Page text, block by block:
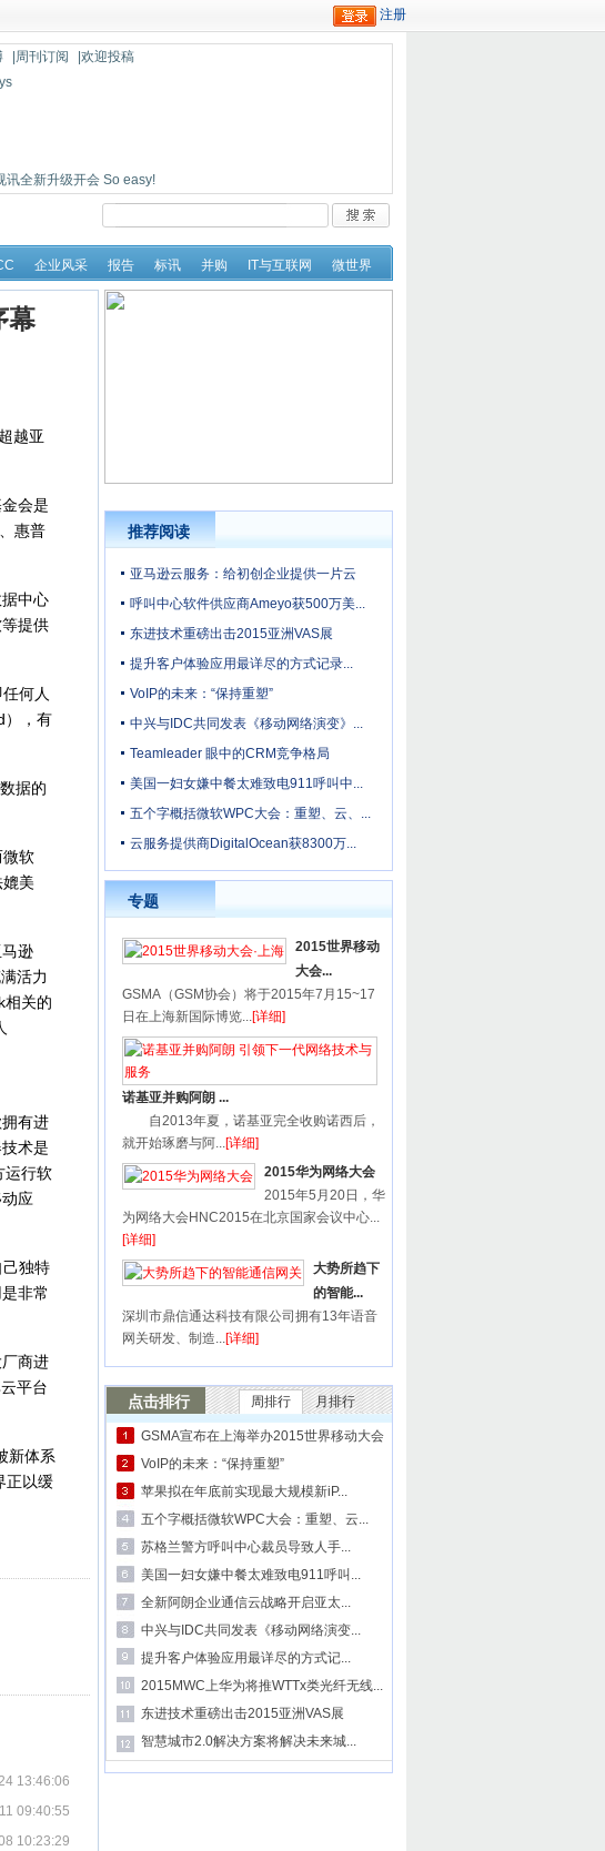
|周刊订阅 |欢迎投稿
讯全新升级开会 So easy!
企业风采 报告 标讯 并购 IT与互联网 微世界
幕
越亚
会是
惠普
中心
提供
何人
），有
据的
软
美
逊
活力
相关的
有进
术是
运行软
应
独特
非常
商进
平台
新体系
正以缓
13:46:06
09:40:55
10:23:29
推荐阅读
亚马逊云服务：给初创企业提供一片云
呼叫中心软件供应商Ameyo获500万美...
东进技术重磅出击2015亚洲VAS展
提升客户体验应用最详尽的方式记录...
VoIP的未来：“保持重塑”
中兴与IDC共同发表《移动网络演变》...
Teamleader 眼中的CRM竞争格局
美国一妇女嫌中餐太难致电911呼叫中...
五个字概括微软WPC大会：重塑、云、...
云服务提供商DigitalOcean获8300万...
专题
2015世界移动
大会...
GSMA（GSM协会）将于2015年7月15~17
日在上海新国际博览...[详细]
诺基亚并购阿朗 ...
自2013年夏，诺基亚完全收购诺西后，
就开始琢磨与阿...[详细]
2015华为网络大会
2015年5月20日，华
为网络大会HNC2015在北京国家会议中心...
[详细]
大势所趋下
的智能...
深圳市鼎信通达科技有限公司拥有13年语音
网关研发、制造...[详细]
点击排行 周排行 月排行
GSMA宣布在上海举办2015世界移动大会
VoIP的未来：“保持重塑”
苹果拟在年底前实现最大规模新iP...
五个字概括微软WPC大会：重塑、云...
苏格兰警方呼叫中心裁员导致人手...
美国一妇女嫌中餐太难致电911呼叫...
全新阿朗企业通信云战略开启亚太...
中兴与IDC共同发表《移动网络演变...
提升客户体验应用最详尽的方式记...
2015MWC上华为将推WTTx类光纤无线...
东进技术重磅出击2015亚洲VAS展
智慧城市2.0解决方案将解决未来城...